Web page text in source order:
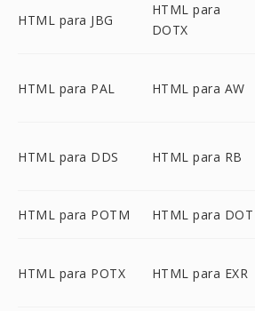
HTML para JBG
HTML para
DOTX
HTML para PAL HTML para AW
HTML para DDS HTML para RB
HTML para POTM HTML para DOT
HTML para POTX HTML para EXR